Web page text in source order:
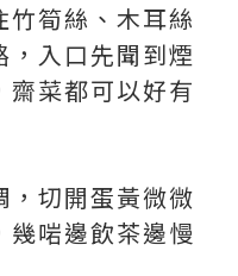
筍絲、木耳絲
入口先聞到煙
菜都可以好有
，切開蛋黃微微
啱邊飲茶邊慢